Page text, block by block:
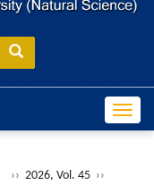
›› 2026, Vol. 45 ››